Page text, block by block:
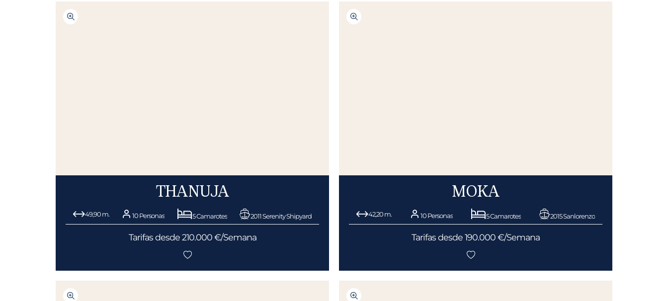
THANUJA
49,90 m. 10 Personas 5 Camarotes 2011 Serenity Shipyard
Tarifas desde 210.000 €/Semana
MOKA
42,20 m. 10 Personas 5 Camarotes 2015 Sanlorenzo
Tarifas desde 190.000 €/Semana